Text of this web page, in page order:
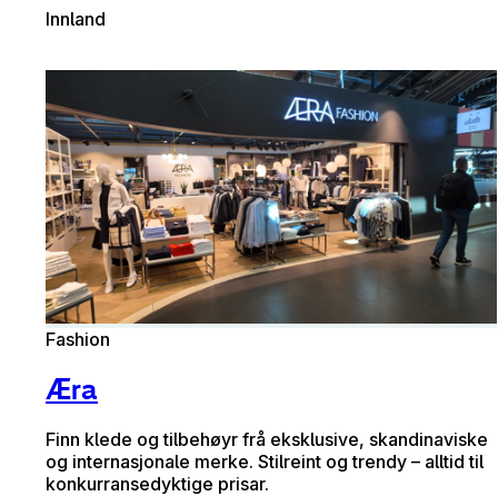
Innland
Fashion
Æra
Finn klede og tilbehøyr frå eksklusive, skandinaviske
og internasjonale merke. Stilreint og trendy – alltid til
konkurransedyktige prisar.